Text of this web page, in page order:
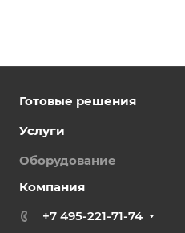
Готовые решения
Услуги
Оборудование
Компания
+7 495-221-71-74